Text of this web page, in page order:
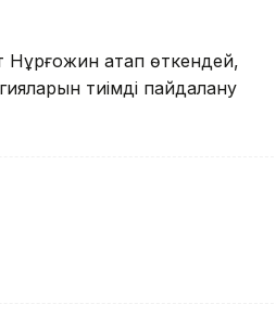
Нұрғожин атап өткендей,
тиімді пайдалану